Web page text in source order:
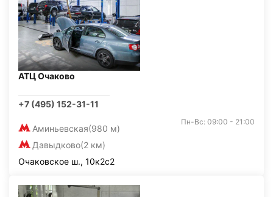
АТЦ Очаково
+7 (495) 152-31-11
Аминьевская(980 м)
Давыдково(2 км)
Пн-Вс: 09:00 - 21:00
Очаковское ш., 10к2с2